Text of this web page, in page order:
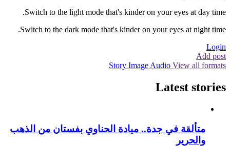
Switch to the light mode that's kinder on your eyes at day time.
Switch to the dark mode that's kinder on your eyes at night time.
Login
Add post
Story Image Audio View all formats
Latest stories
متألقة في جدة.. ميادة الحناوي بفستان من الذهب
والحرير